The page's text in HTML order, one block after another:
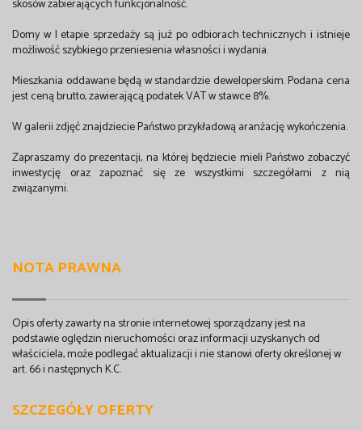
skosów zabierających funkcjonalność.
Domy w I etapie sprzedaży są już po odbiorach technicznych i istnieje
możliwość szybkiego przeniesienia własności i wydania.
Mieszkania oddawane będą w standardzie deweloperskim. Podana cena
jest ceną brutto, zawierającą podatek VAT w stawce 8%.
W galerii zdjęć znajdziecie Państwo przykładową aranżację wykończenia.
Zapraszamy do prezentacji, na której będziecie mieli Państwo zobaczyć
inwestycję oraz zapoznać się ze wszystkimi szczegółami z nią
związanymi.
NOTA PRAWNA
Opis oferty zawarty na stronie internetowej sporządzany jest na
podstawie oględzin nieruchomości oraz informacji uzyskanych od
właściciela, może podlegać aktualizacji i nie stanowi oferty określonej w
art. 66 i następnych K.C.
SZCZEGÓŁY OFERTY